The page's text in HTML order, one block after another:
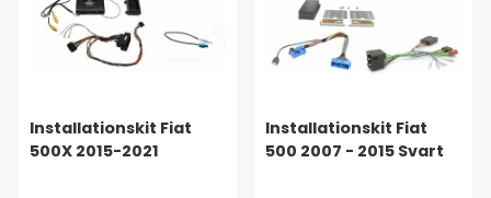
Installationskit Fiat
500X 2015-2021
Installationskit Fiat
500 2007 - 2015 Svart